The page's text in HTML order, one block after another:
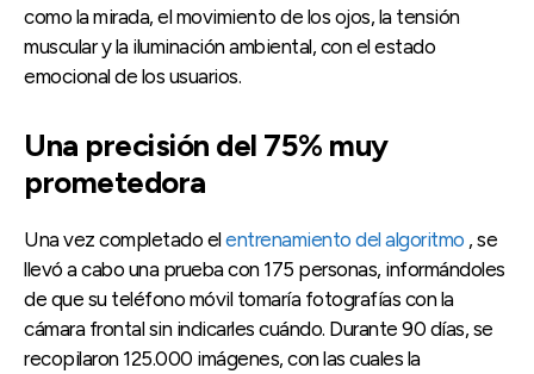
como la mirada, el movimiento de los ojos, la tensión
muscular y la iluminación ambiental, con el estado
emocional de los usuarios.
Una precisión del 75% muy
prometedora
Una vez completado elentrenamiento del algoritmo , se
llevó a cabo una prueba con 175 personas, informándoles
de que su teléfono móvil tomaría fotografías con la
cámara frontal sin indicarles cuándo. Durante 90 días, se
recopilaron 125.000 imágenes, con las cuales la